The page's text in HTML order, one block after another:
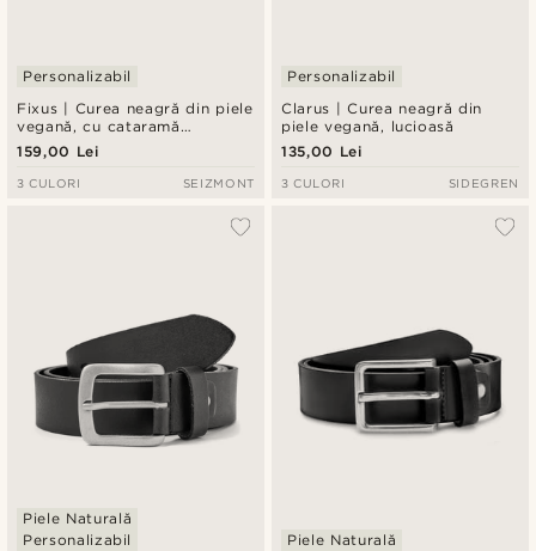
Fixus | Curea neagră din piele
vegană, cu cataramă
automată
Personalizabil
159,00 Lei
3 CULORI SEIZMONT
Clarus | Curea neagră din
piele vegană, lucioasă
Personalizabil
135,00 Lei
3 CULORI SIDEGREN
Piele Naturală
Personalizabil
Piele Naturală